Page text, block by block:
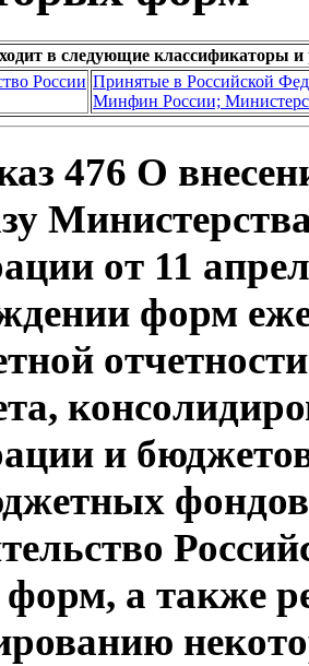
в следующие классификаторы и
России Принятые в Российской
Минфин России;
476 О
от 11
форм
и
форм, а также